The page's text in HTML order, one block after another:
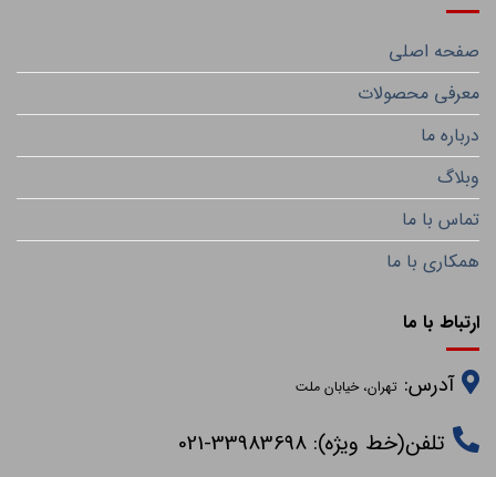
صفحه اصلی
معرفی محصولات
درباره ما
وبلاگ
تماس با ما
همکاری با ما
ارتباط با ما
آدرس:تهران، خیابان ملت
تلفن(خط ویژه): 33983698-021